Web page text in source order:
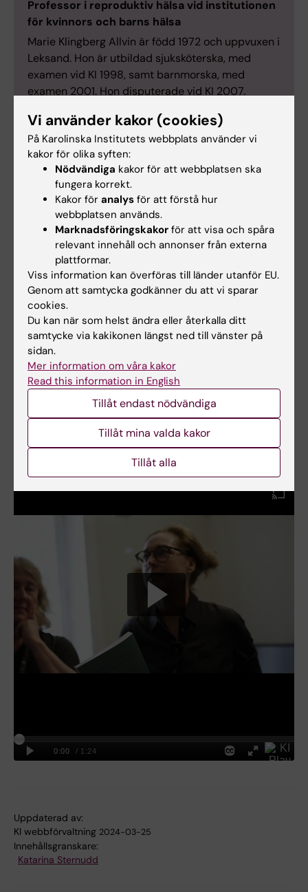
Professor i reproduktiv hälsa vid institutionen
för kvinnors och barns hälsa
Marie Klingberg Allvin är född 1972 och uppvuxen i
Leksand. Hon är utbildad sjuksköterska, med
examen vid KI 1998, samt barnmorska, med
examen 2001. Hon disputerade vid KI 2007.
barnmorskeprogrammet vid Högskolan Dalarna.
2010–2013 gjorde hon postdoc vid KI.
Klingberg Allvin blev docent vid Högskolan
Dalarna 2014 och professor 2016. Hon var
prorektor vid lärosätet 2014–2017, och dess
vikarierande rektor 2017–2018.
Sedan 2010 sitter hon i Svenska
barnmorskeförbundets internationella råd. 2018
blev hon gästprofessor vid KI.
Marie Klingberg Allvin har anställts som professor
i reproduktiv hälsa vid Karolinska Institutet från 1
juli 2021.
Text: Anders Nilsson
Först publicerad på engelska i skriften From
Cell to Society 2021
Se en film om Marie Klingberg-Allvin
Uppdaterad av:
KI webbförvaltning 2024-03-25
Innehållsgranskare:
Katarina Sternudd
Vi använder kakor (cookies)
På Karolinska Institutets webbplats använder vi
kakor för olika syften:
Nödvändiga kakor för att webbplatsen ska
fungera korrekt.
Kakor för analys för att förstå hur
webbplatsen används.
Marknadsföringskakor för att visa och spåra
relevant innehåll och annonser från externa
plattformar.
Viss information kan överföras till länder utanför EU.
Genom att samtycka godkänner du att vi sparar
cookies.
Du kan när som helst ändra eller återkalla ditt
samtycke via kakikonen längst ned till vänster på
sidan.
Mer information om våra kakor
Read this information in English
Tillåt endast nödvändiga
Tillåt mina valda kakor
Tillåt alla